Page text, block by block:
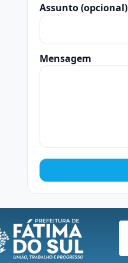
Assunto (opcional)
Mensagem